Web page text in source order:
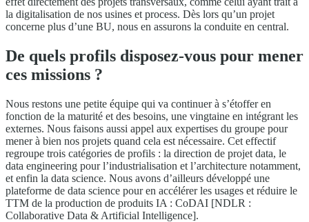
la digitalisation de nos usines et process. Dès lors qu’un projet
concerne plus d’une BU, nous en assurons la conduite en central.
De quels profils disposez-vous pour mener
ces missions ?
Nous restons une petite équipe qui va continuer à s’étoffer en
fonction de la maturité et des besoins, une vingtaine en intégrant les
externes. Nous faisons aussi appel aux expertises du groupe pour
mener à bien nos projets quand cela est nécessaire. Cet effectif
regroupe trois catégories de profils : la direction de projet data, le
data engineering pour l’industrialisation et l’architecture notamment,
et enfin la data science. Nous avons d’ailleurs développé une
plateforme de data science pour en accélérer les usages et réduire le
TTM de la production de produits IA : CoDAI [NDLR :
Collaborative Data & Artificial Intelligence].